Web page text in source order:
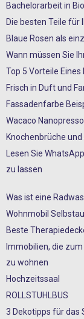
Bachelorarbeit in
Die besten Teile für
Blaue Rosen als
Wann müssen Sie
Top 5 Vorteile Eines
Frisch in Duft und
Fassadenfarbe
Wacaco Nanopresso
Knochenbrüche
Lesen Sie
zu lassen
Was ist eine
Wohnmobil
Beste
Immobilien, die
zu wohnen
Hochzeitssaal
ROLLSTUHLBUS
3 Dekotipps für das